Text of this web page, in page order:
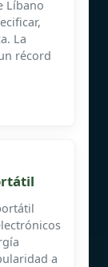
Líbano
La
récord
a